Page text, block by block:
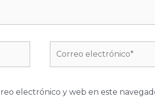
electrónico y web en este